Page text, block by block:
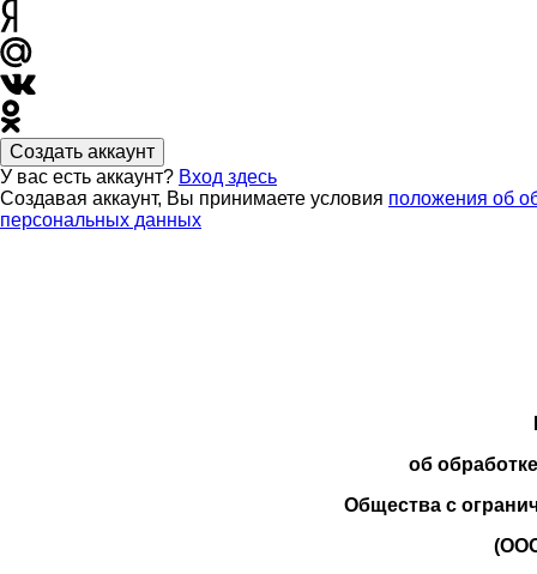
Создать аккаунт
У вас есть аккаунт? Вход здесь
Создавая аккаунт, Вы принимаете условия положения об
персональных данных
об
Общества с